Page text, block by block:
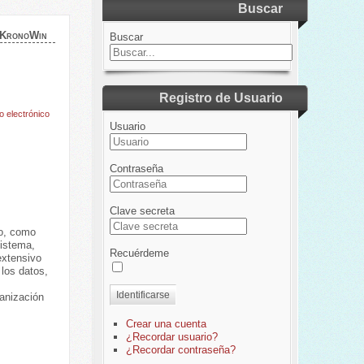
electrónico
como
datos,
Buscar
Buscar
Registro de Usuario
Usuario
Contraseña
Clave secreta
Recuérdeme
Identificarse
Crear una cuenta
¿Recordar usuario?
¿Recordar contraseña?